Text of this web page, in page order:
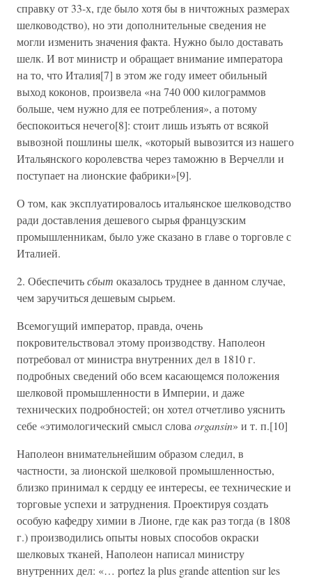
справку от 33-х, где было хотя бы в ничтожных размерах
шелководство), но эти дополнительные сведения не
могли изменить значения факта. Нужно было доставать
шелк. И вот министр и обращает внимание императора
на то, что Италия[7] в этом же году имеет обильный
выход коконов, произвела «на 740 000 килограммов
больше, чем нужно для ее потребления», а потому
беспокоиться нечего[8]: стоит лишь изъять от всякой
вывозной пошлины шелк, «который вывозится из нашего
Итальянского королевства через таможню в Верчелли и
поступает на лионские фабрики»[9].
О том, как эксплуатировалось итальянское шелководство
ради доставления дешевого сырья французским
промышленникам, было уже сказано в главе о торговле с
Италией.
2. Обеспечитьсбыт оказалось труднее в данном случае,
чем заручиться дешевым сырьем.
Всемогущий император, правда, очень
покровительствовал этому производству. Наполеон
потребовал от министра внутренних дел в 1810 г.
подробных сведений обо всем касающемся положения
шелковой промышленности в Империи, и даже
технических подробностей; он хотел отчетливо уяснить
себе «этимологический смысл слова organsin» и т. п.[10]
Наполеон внимательнейшим образом следил, в
частности, за лионской шелковой промышленностью,
близко принимал к сердцу ее интересы, ее технические и
торговые успехи и затруднения. Проектируя создать
особую кафедру химии в Лионе, где как раз тогда (в 1808
г.) производились опыты новых способов окраски
шелковых тканей, Наполеон написал министру
внутренних дел: «… portez la plus grande attention sur les